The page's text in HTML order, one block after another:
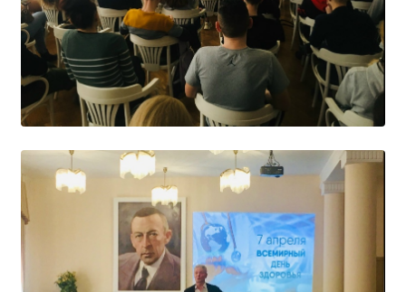
Руководство
Педагогический состав
Материально-техническое обеспечение и
оснащенность образовательного процесса.
Доступная среда
Стипендии и меры поддержки обучающихся
Платные образовательные услуги
Финансово-хозяйственная деятельность
Вакантные места для приёма (перевода)
Международное сотрудничество
Организация питания в образовательной
организации